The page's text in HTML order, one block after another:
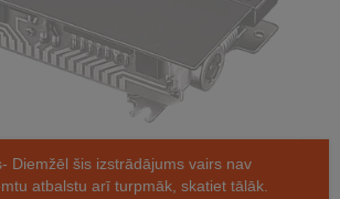
Diemžēl šis izstrādājums vairs nav
atbalstu arī turpmāk, skatiet tālāk.